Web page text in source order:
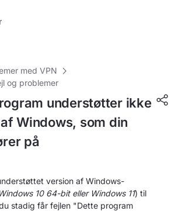
med VPN
og problemer
understøtter ikke
Windows, som din
på
version af Windows-
10 64-bit eller Windows 11) til
stadig får fejlen "Dette program